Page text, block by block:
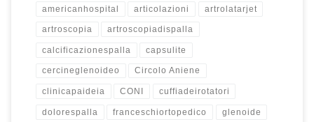
americanhospital articolazioni artrolatarjet
artroscopia artroscopiadispalla
calcificazionespalla capsulite
cercineglenoideo Circolo Aniene
clinicapaideia CONI cuffiadeirotatori
dolorespalla franceschiortopedico glenoide